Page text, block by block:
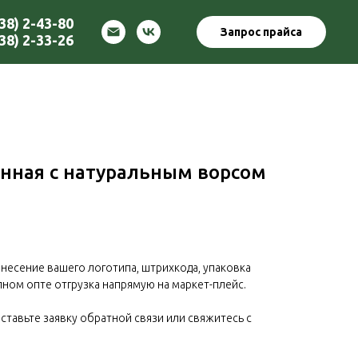
2-43-80
2-33-26
Запрос прайса
с натуральным ворсом
вашего логотипа, штрихкода, упаковка
опте отгрузка напрямую на маркет-плейс.
заявку обратной связи или свяжитесь с